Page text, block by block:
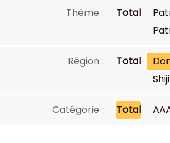
Thème : Total
Région : Total
Catégorie : Total